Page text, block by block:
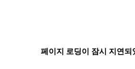
페이지 로딩이 잠시 지연